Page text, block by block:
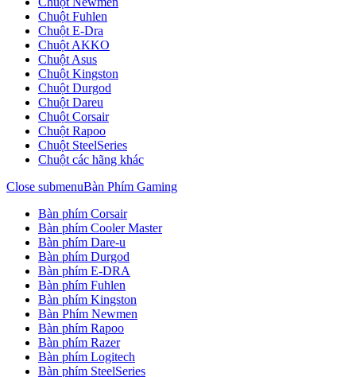
Chuột Fuhlen
Chuột E-Dra
Chuột AKKO
Chuột Asus
Chuột Kingston
Chuột Durgod
Chuột Dareu
Chuột Corsair
Chuột Rapoo
Chuột SteelSeries
Chuột các hãng khác
Close submenuBàn Phím Gaming
Bàn phím Corsair
Bàn phím Cooler Master
Bàn phím Dare-u
Bàn phím Durgod
Bàn phím E-DRA
Bàn phím Fuhlen
Bàn phím Kingston
Bàn Phím Newmen
Bàn phím Rapoo
Bàn phím Razer
Bàn phím Logitech
Bàn phím SteelSeries